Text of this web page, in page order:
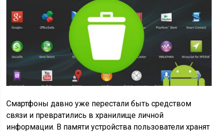
Смартфоны давно уже перестали быть средством
связи и превратились в хранилище личной
информации. В памяти устройства пользователи хранят